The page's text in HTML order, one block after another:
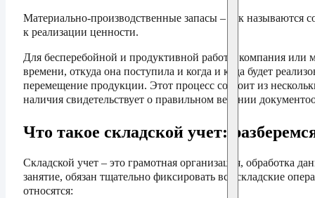
Материально-производственные запасы – так называются
к реализации ценности.
Для бесперебойной и продуктивной работы компания или
времени, откуда она поступила и когда и куда будет
перемещение продукции. Этот процесс состоит из
наличия свидетельствует о правильном ведении
Что такое складской учет:
Складской учет – это грамотная организация, обработка
занятие, обязан тщательно фиксировать все складские
относятся: